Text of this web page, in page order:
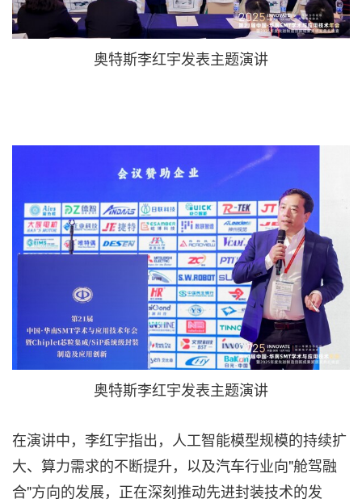
奥特斯李红宇发表主题演讲
奥特斯李红宇发表主题演讲
在演讲中，李红宇指出，人工智能模型规模的持续扩
大、算力需求的不断提升，以及汽车行业向"舱驾融
合"方向的发展，正在深刻推动先进封装技术的发